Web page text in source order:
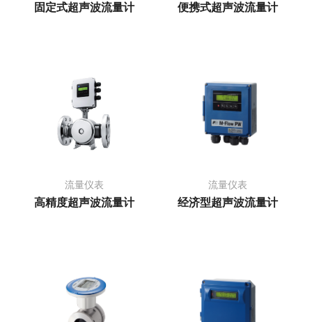
固定式超声波流量计 便携式超声波流量计
流量仪表
高精度超声波流量计
流量仪表
经济型超声波流量计